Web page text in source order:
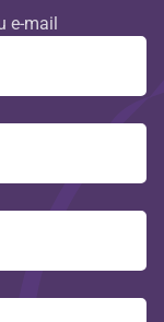
e-mail